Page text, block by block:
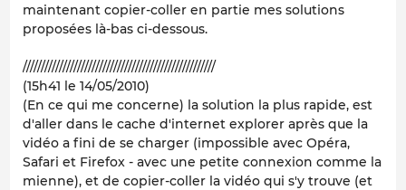
maintenant copier-coller en partie mes solutions
proposées là-bas ci-dessous.
/////////////////////////////////////////////////////
(15h41 le 14/05/2010)
(En ce qui me concerne) la solution la plus rapide, est
d'aller dans le cache d'internet explorer après que la
vidéo a fini de se charger (impossible avec Opéra,
Safari et Firefox - avec une petite connexion comme la
mienne), et de copier-coller la vidéo qui s'y trouve (et